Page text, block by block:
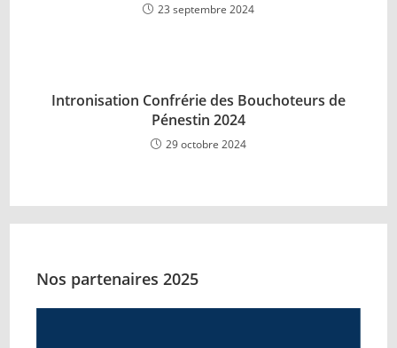
23 septembre 2024
Intronisation Confrérie des Bouchoteurs de
Pénestin 2024
29 octobre 2024
Nos partenaires 2025